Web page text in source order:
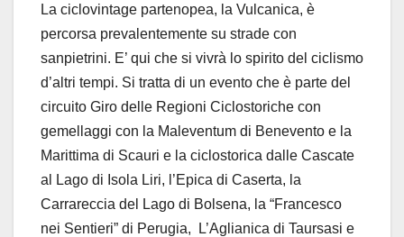
La ciclovintage partenopea, la Vulcanica, è
percorsa prevalentemente su strade con
sanpietrini. E’ qui che si vivrà lo spirito del ciclismo
d’altri tempi. Si tratta di un evento che è parte del
circuito Giro delle Regioni Ciclostoriche con
gemellaggi con la Maleventum di Benevento e la
Marittima di Scauri e la ciclostorica dalle Cascate
al Lago di Isola Liri, l’Epica di Caserta, la
Carrareccia del Lago di Bolsena, la “Francesco
nei Sentieri” di Perugia, L’Aglianica di Taursasi e